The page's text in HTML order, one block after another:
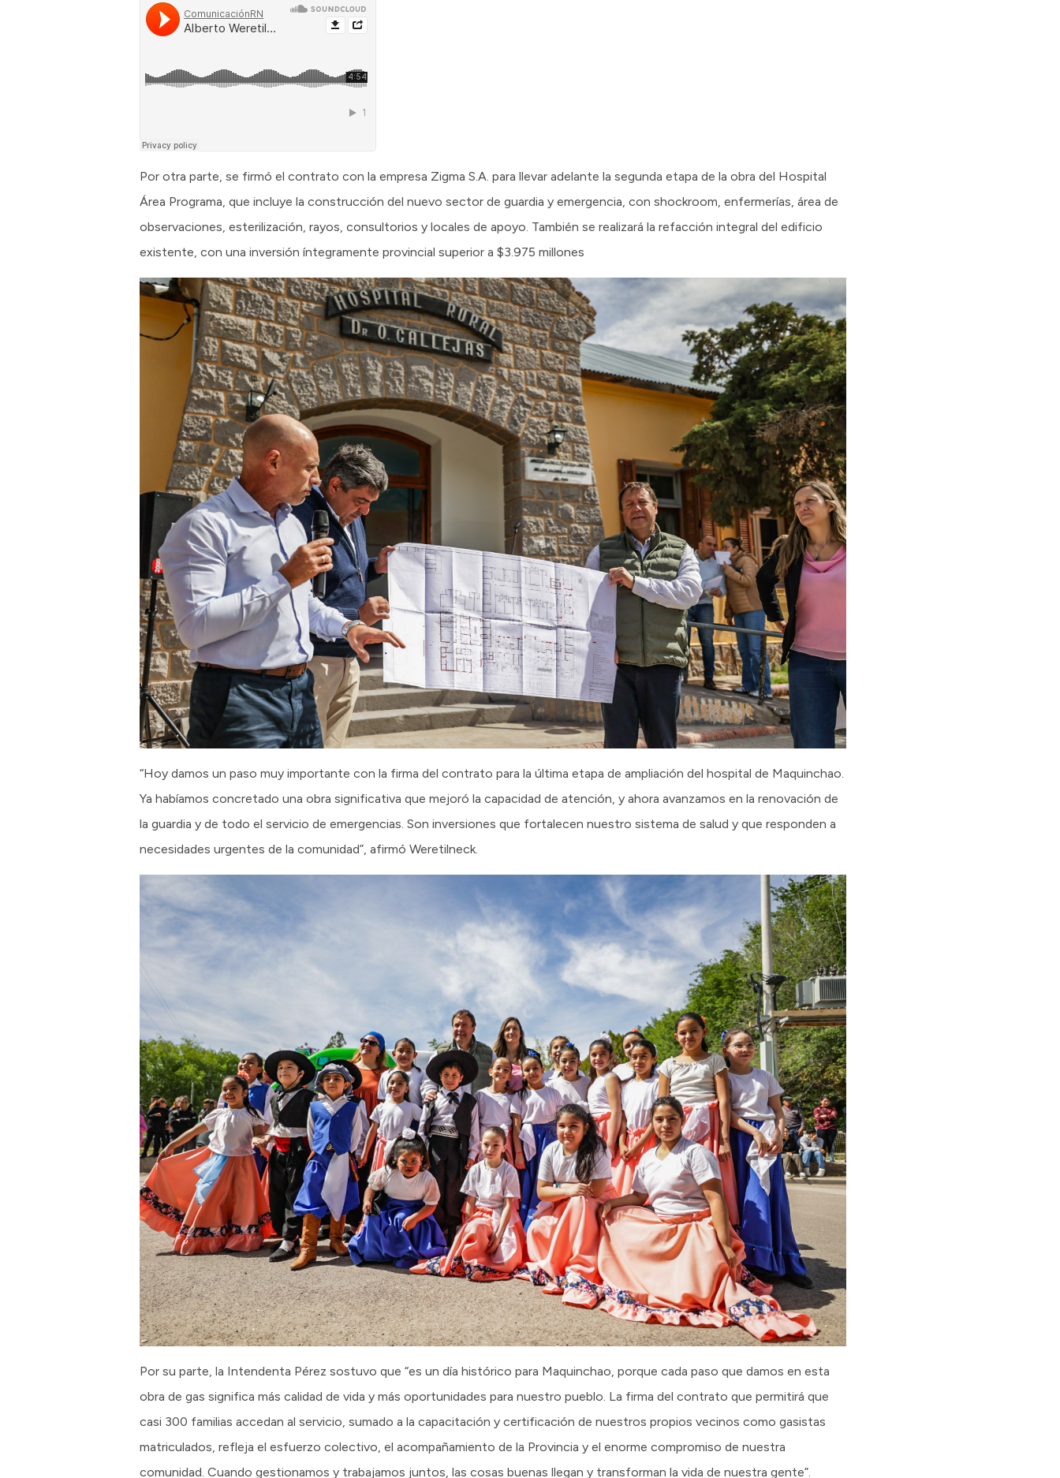
Por otra parte, se firmó el contrato con la empresa Zigma S.A. para llevar adelante la segunda etapa de la obra del Hospital
Área Programa, que incluye la construcción del nuevo sector de guardia y emergencia, con shockroom, enfermerías, área de
observaciones, esterilización, rayos, consultorios y locales de apoyo. También se realizará la refacción integral del edificio
existente, con una inversión íntegramente provincial superior a $3.975 millones
“Hoy damos un paso muy importante con la firma del contrato para la última etapa de ampliación del hospital de Maquinchao.
Ya habíamos concretado una obra significativa que mejoró la capacidad de atención, y ahora avanzamos en la renovación de
la guardia y de todo el servicio de emergencias. Son inversiones que fortalecen nuestro sistema de salud y que responden a
necesidades urgentes de la comunidad”, afirmó Weretilneck.
Por su parte, la Intendenta Pérez sostuvo que “es un día histórico para Maquinchao, porque cada paso que damos en esta
obra de gas significa más calidad de vida y más oportunidades para nuestro pueblo. La firma del contrato que permitirá que
casi 300 familias accedan al servicio, sumado a la capacitación y certificación de nuestros propios vecinos como gasistas
matriculados, refleja el esfuerzo colectivo, el acompañamiento de la Provincia y el enorme compromiso de nuestra
comunidad. Cuando gestionamos y trabajamos juntos, las cosas buenas llegan y transforman la vida de nuestra gente”.